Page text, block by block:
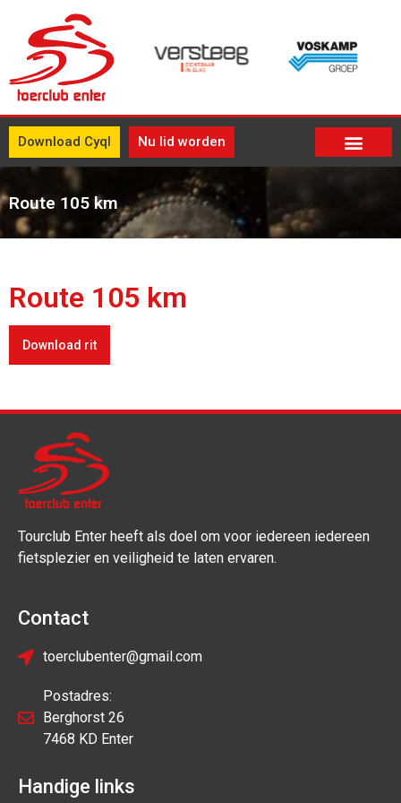
Download Cyql Nu lid worden
Route 105 km
Route 105 km
Download rit
Tourclub Enter heeft als doel om voor iedereen iedereen
fietsplezier en veiligheid te laten ervaren.
Contact
toerclubenter@gmail.com
Postadres:
Berghorst 26
7468 KD Enter
Handige links